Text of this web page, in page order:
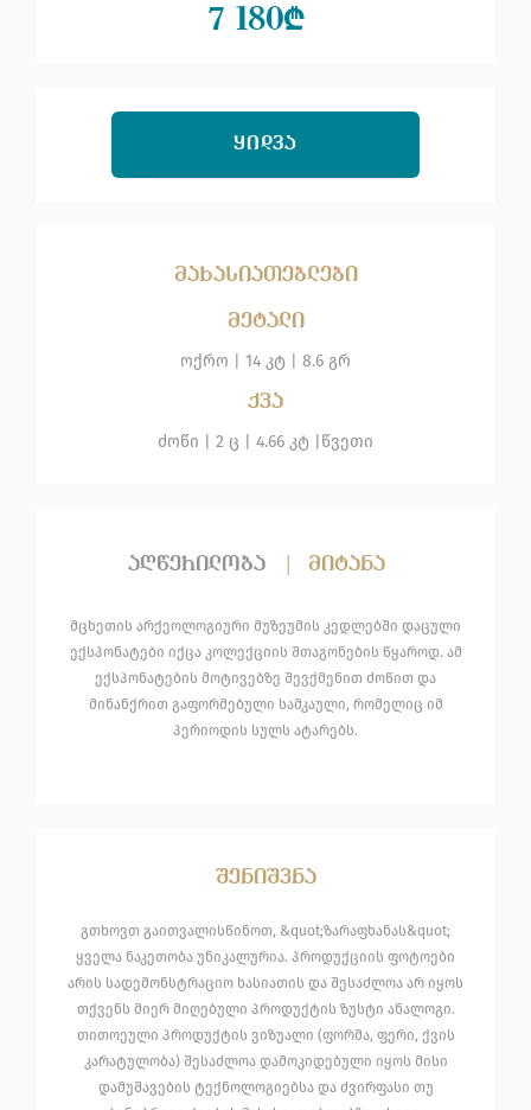
7 180₾
ᲧᲘᲓᲕᲐ
მახასიათებლები
მეტალი
ოქრო 14 კტ | 8.6 გრ
ქვა
ძოწი | 2 ც | 4.66 კტ | წვეთი
აღწერილობა | მიტანა
მცხეთის არქეოლოგიური მუზეუმის კედლებში დაცული
ექსპონატები იქცა კოლექციის შთაგონების წყაროდ. ამ
ექსპონატების მოტივებზე შევქმენით ძოწით და
მინანქრით გაფორმებული სამკაული, რომელიც იმ
პერიოდის სულს ატარებს.
შენიშვნა
გთხოვთ გაითვალისწინოთ, &quot;ზარაფხანას&quot;
ყველა ნაკეთობა უნიკალურია. პროდუქციის ფოტოები
არის სადემონსტრაციო ხასიათის და შესაძლოა არ იყოს
თქვენს მიერ მიღებული პროდუქტის ზუსტი ანალოგი.
თითოეული პროდუქტის ვიზუალი (ფორმა, ფერი, ქვის
კარატულობა) შესაძლოა დამოკიდებული იყოს მისი
დამუშავების ტექნოლოგიებსა და ძვირფასი თუ